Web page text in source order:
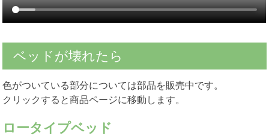
ベッドが壊れたら
色がついている部分については部品を販売中です。
クリックすると商品ページに移動します。
ロータイプベッド